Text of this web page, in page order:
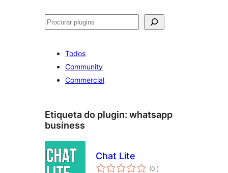
Pesquisar
Todos
Community
Commercial
Etiqueta do plugin: whatsapp
business
Chat Lite
(0 classificações
)